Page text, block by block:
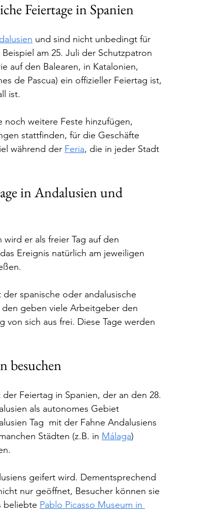
Feiertage in Spanien
und sind nicht unbedingt für
am 25. Juli der Schutzpatron
auf den Balearen, in Katalonien,
de Pascua) ein offizieller Feiertag ist,
ist.
noch weitere Feste hinzufügen,
stattfinden, für die Geschäfte
während der Feria, die in jeder Stadt
in Andalusien und
er als freier Tag auf den
Ereignis natürlich am jeweiligen
spanische oder andalusische
geben viele Arbeitgeber den
sich aus frei. Diese Tage werden
besuchen
Feiertag in Spanien, der an den 28.
als autonomes Gebiet
Tag  mit der Fahne Andalusiens
Städten (z.B. in Málaga)
geifert wird. Dementsprechend
nur geöffnet, Besucher können sie
beliebte Pablo Picasso Museum in